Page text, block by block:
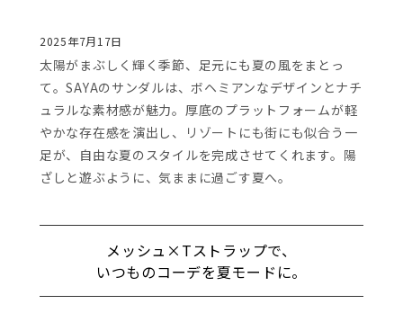
2025年7月17日
太陽がまぶしく輝く季節、足元にも夏の風をまとっ
て。SAYAのサンダルは、ボヘミアンなデザインとナチ
ュラルな素材感が魅力。厚底のプラットフォームが軽
やかな存在感を演出し、リゾートにも街にも似合う一
足が、自由な夏のスタイルを完成させてくれます。陽
ざしと遊ぶように、気ままに過ごす夏へ。
メッシュ×Tストラップで、
いつものコーデを夏モードに。